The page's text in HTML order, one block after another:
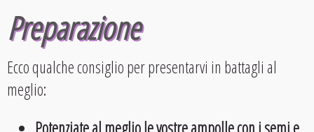
Preparazione
Ecco qualche consiglio per presentarvi in battagli al
meglio: